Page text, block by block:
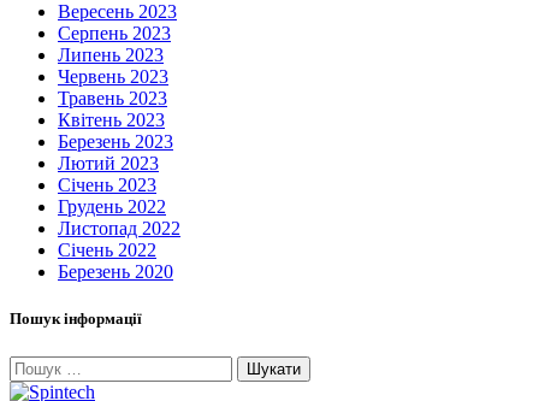
Вересень 2023
Серпень 2023
Липень 2023
Червень 2023
Травень 2023
Квітень 2023
Березень 2023
Лютий 2023
Січень 2023
Грудень 2022
Листопад 2022
Січень 2022
Березень 2020
Пошук інформації
Пошук: